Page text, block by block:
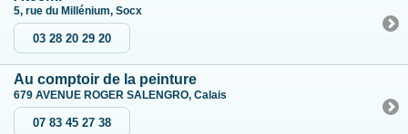
5, rue du Millénium, Socx
03 28 20 29 20
Au comptoir de la peinture
679 AVENUE ROGER SALENGRO, Calais
07 83 45 27 38